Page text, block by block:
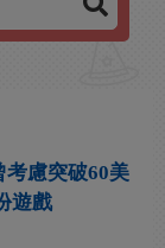
考慮突破60美
遊戲